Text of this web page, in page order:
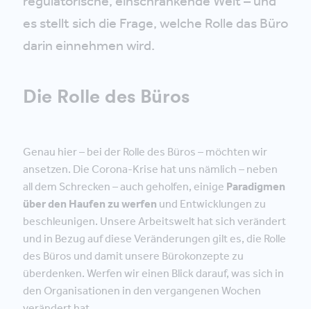
es stellt sich die Frage, welche Rolle das Büro
darin einnehmen wird.
Die Rolle des Büros
Genau hier – bei der Rolle des Büros – möchten wir
ansetzen. Die Corona-Krise hat uns nämlich – neben
all dem Schrecken – auch geholfen, einige Paradigmen
über den Haufen zu werfen und Entwicklungen zu
beschleunigen. Unsere Arbeitswelt hat sich verändert
und in Bezug auf diese Veränderungen gilt es, die Rolle
des Büros und damit unsere Bürokonzepte zu
überdenken. Werfen wir einen Blick darauf, was sich in
den Organisationen in den vergangenen Wochen